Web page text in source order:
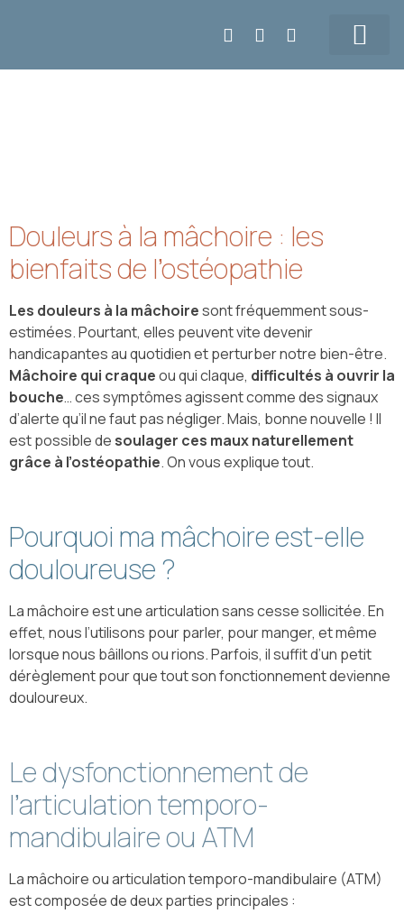
5147155108
Douleurs à la mâchoire : les
bienfaits de l’ostéopathie
Les douleurs à la mâchoiresont fréquemment sous-
estimées. Pourtant, elles peuvent vite devenir
handicapantes au quotidien et perturber notre bien-être.
Mâchoire qui craqueou qui claque, difficultés à ouvrir la
bouche… ces symptômes agissent comme des signaux
d’alerte qu’il ne faut pas négliger. Mais, bonne nouvelle ! Il
est possible de soulager ces maux naturellement
grâce à l’ostéopathie. On vous explique tout.
Pourquoi ma mâchoire est-elle
douloureuse ?
La mâchoire est une articulation sans cesse sollicitée. En
effet, nous l’utilisons pour parler, pour manger, et même
lorsque nous bâillons ou rions. Parfois, il suffit d’un petit
dérèglement pour que tout son fonctionnement devienne
douloureux.
Le dysfonctionnement de
l’articulation temporo-
mandibulaire ou ATM
La mâchoire ou articulation temporo-mandibulaire (ATM)
est composée de deux parties principales :